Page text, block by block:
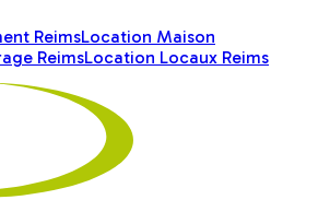
ReimsLocation Maison
ReimsLocation Locaux Reims